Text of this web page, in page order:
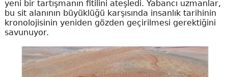
yeni bir tartışmanın fitilini ateşledi. Yabancı uzmanlar,
bu sit alanının büyüklüğü karşısında insanlık tarihinin
kronolojisinin yeniden gözden geçirilmesi gerektiğini
savunuyor.